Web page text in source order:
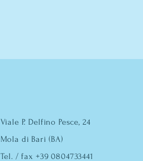
Viale P. Delfino Pesce, 24
Mola di Bari (BA)
Tel. / fax +39 0804733441